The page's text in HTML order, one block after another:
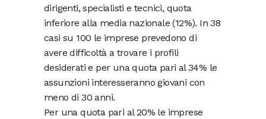
dirigenti, specialisti e tecnici, quota
inferiore alla media nazionale (12%). In 38
casi su 100 le imprese prevedono di
avere difficoltà a trovare i profili
desiderati e per una quota pari al 34% le
assunzioni interesseranno giovani con
meno di 30 anni.
Per una quota pari al 20% le imprese